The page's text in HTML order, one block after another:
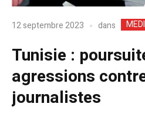
12 septembre 2023 dans
Tunisie :
agressions
journalistes